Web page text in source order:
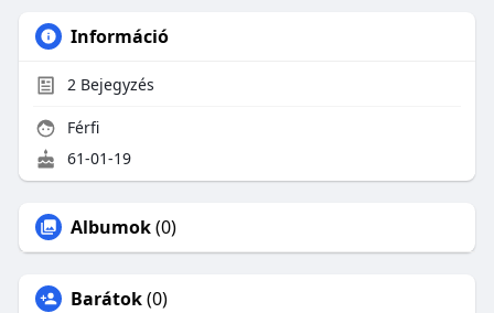
Információ
2Bejegyzés
Férfi
61-01-19
Albumok(0)
Barátok(0)